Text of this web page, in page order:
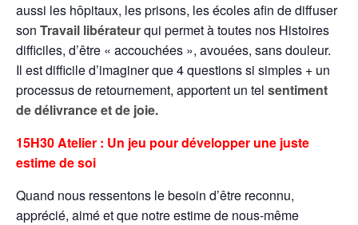
aussi les hôpitaux, les prisons, les écoles afin de diffuser
son Travail libérateurqui permet à toutes nos Histoires
difficiles, d’être « accouchées », avouées, sans douleur.
Il est difficile d’imaginer que 4 questions si simples + un
processus de retournement, apportent un tel sentiment
de délivrance et de joie.
15H30 Atelier : Un jeu pour développer une juste
estime de soi
Quand nous ressentons le besoin d’être reconnu,
apprécié, aimé et que notre estime de nous-même